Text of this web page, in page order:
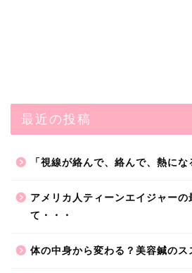
最近の投稿
「視線が絡んで、絡んで、熱に
アメリカ人ティーンエイジャーの
て・・・
体の中身から変わる？美容鍼のス